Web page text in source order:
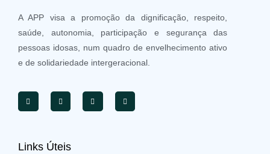
A APP visa a promoção da dignificação, respeito,
saúde, autonomia, participação e segurança das
pessoas idosas, num quadro de envelhecimento ativo
e de solidariedade intergeracional.
Links Úteis